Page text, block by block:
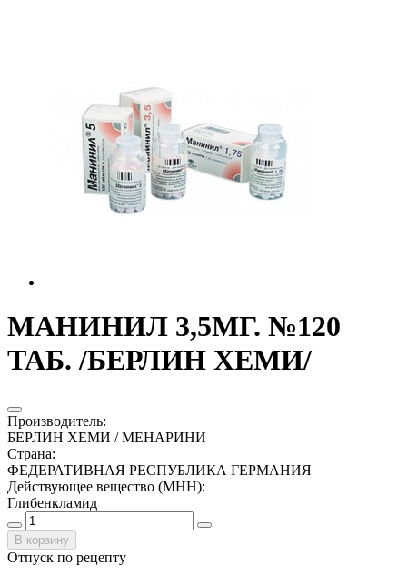
МАНИНИЛ 3,5МГ. №120
ТАБ. /БЕРЛИН ХЕМИ/
Производитель:
БЕРЛИН ХЕМИ / МЕНАРИНИ
Страна:
ФЕДЕРАТИВНАЯ РЕСПУБЛИКА ГЕРМАНИЯ
Действующее вещество (МНН):
Глибенкламид
В корзину
Отпуск по рецепту